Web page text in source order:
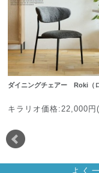
ダイニングチェアー Roki
キラリオ価格:22,000円